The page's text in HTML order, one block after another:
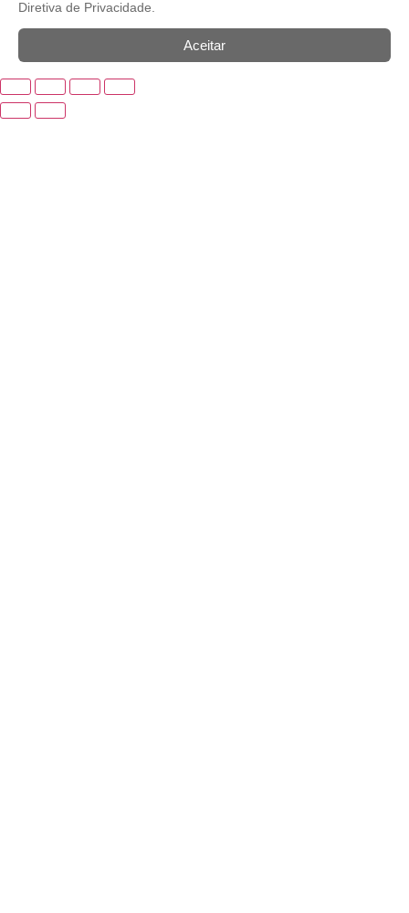
Diretiva de Privacidade.
Aceitar